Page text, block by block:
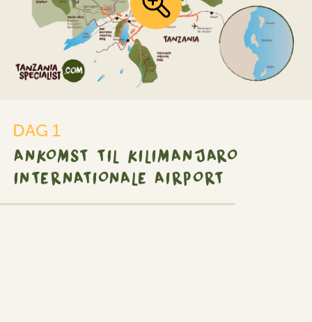
DAG 1
ANKOMST TIL KILIMANJARO
INTERNATIONALE AIRPORT